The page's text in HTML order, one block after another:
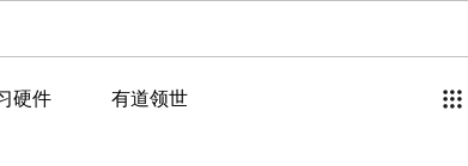
硬件 有道领世